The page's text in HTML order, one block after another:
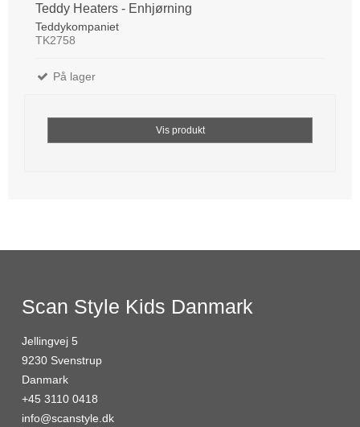
Teddy Heaters - Enhjørning
Teddykompaniet
TK2758
På lager
Vis produkt
Scan Style Kids Danmark
Jellingvej 5
9230 Svenstrup
Danmark
+45 3110 0418
info@scanstyle.dk